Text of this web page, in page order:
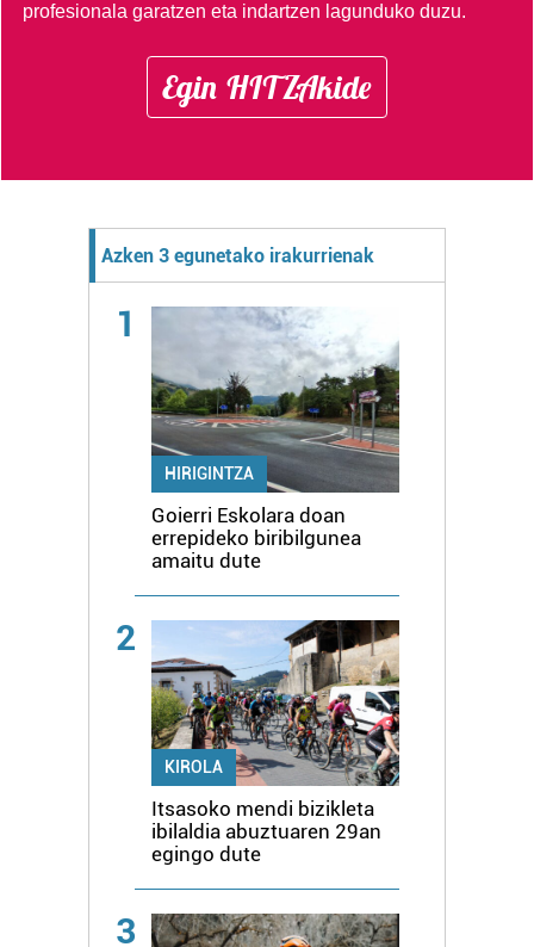
profesionala garatzen eta indartzen lagunduko duzu.
Egin HITZAkide
Azken 3 egunetako irakurrienak
1
HIRIGINTZA
Goierri Eskolara doan
errepideko biribilgunea
amaitu dute
2
KIROLA
Itsasoko mendi bizikleta
ibilaldia abuztuaren 29an
egingo dute
3